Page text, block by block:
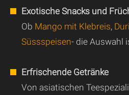
Exotische Snacks und
Ob Mango mit Klebreis,
Süssspeisen- die Auswahl
Erfrischende Getränke
Von asiatischen